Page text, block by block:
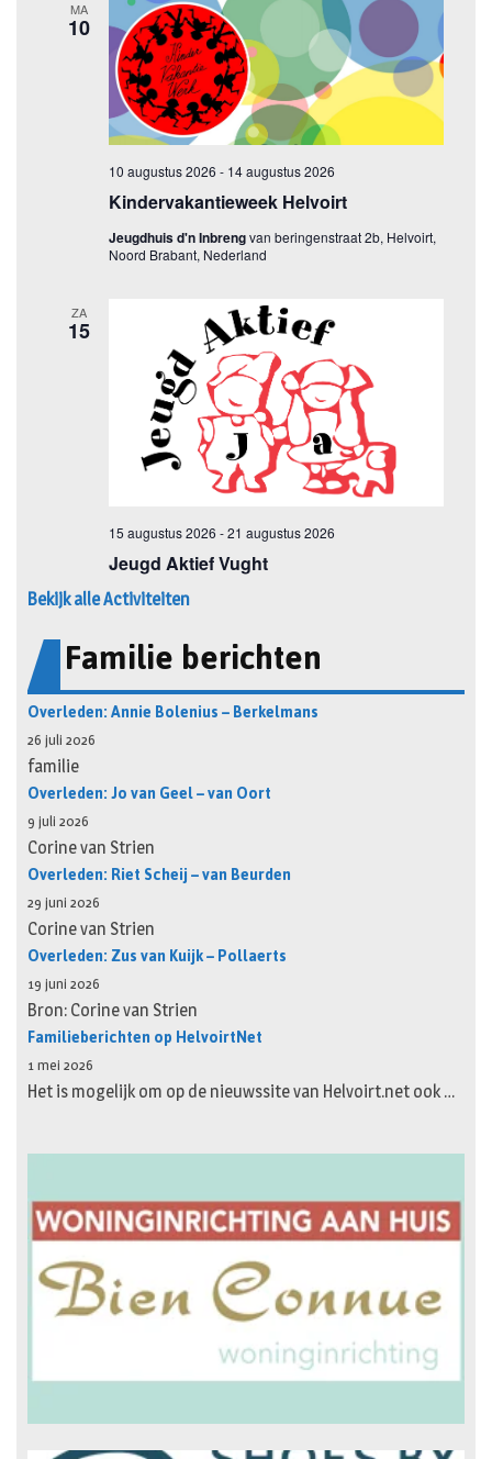
Bekijk alle Activiteiten
Familie berichten
Overleden: Annie Bolenius – Berkelmans
26 juli 2026
familie
Overleden: Jo van Geel – van Oort
9 juli 2026
Corine van Strien
Overleden: Riet Scheij – van Beurden
29 juni 2026
Corine van Strien
Overleden: Zus van Kuijk – Pollaerts
19 juni 2026
Bron: Corine van Strien
Familieberichten op HelvoirtNet
1 mei 2026
Het is mogelijk om op de nieuwssite van Helvoirt.net ook …